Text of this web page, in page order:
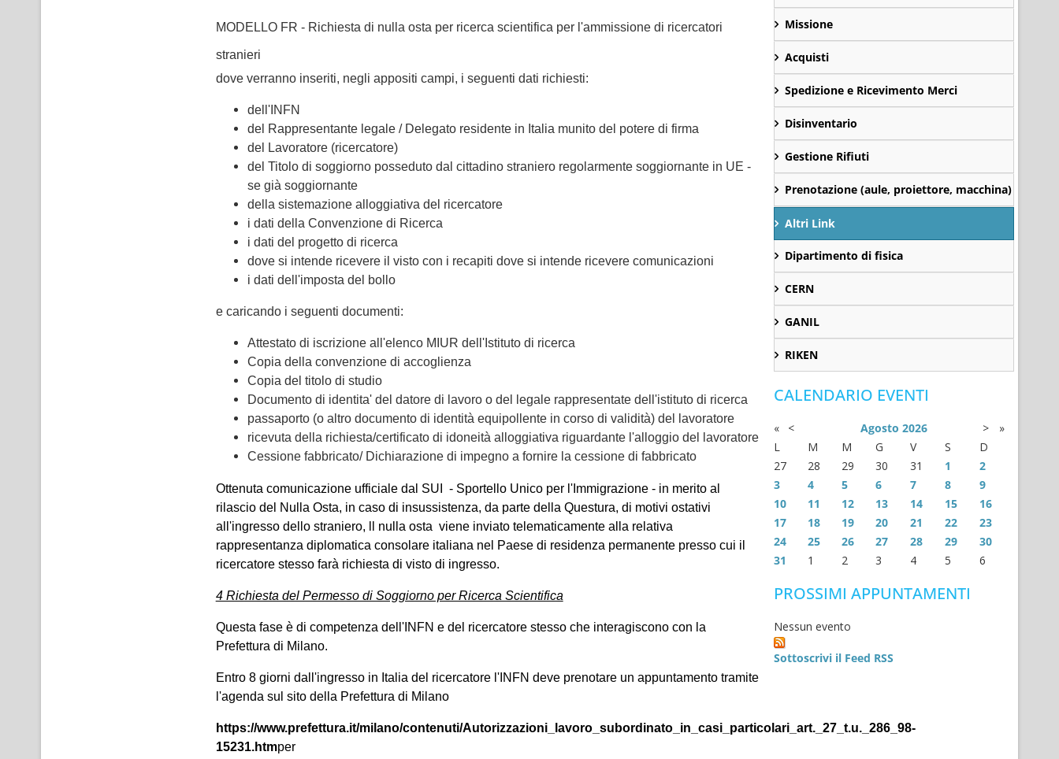
MODELLO FR - Richiesta di nulla osta per ricerca scientifica per l'ammissione di ricercatori
stranieri
dove verranno inseriti, negli appositi campi, i seguenti dati richiesti:
dell'INFN
del Rappresentante legale / Delegato residente in Italia munito del potere di firma
del Lavoratore (ricercatore)
del Titolo di soggiorno posseduto dal cittadino straniero regolarmente soggiornante in UE -
se già soggiornante
della sistemazione alloggiativa del ricercatore
i dati della Convenzione di Ricerca
i dati del progetto di ricerca
dove si intende ricevere il visto con i recapiti dove si intende ricevere comunicazioni
i dati dell'imposta del bollo
e caricando i seguenti documenti:
Attestato di iscrizione all'elenco MIUR dell'Istituto di ricerca
Copia della convenzione di accoglienza
Copia del titolo di studio
Documento di identita' del datore di lavoro o del legale rappresentate dell'istituto di ricerca
passaporto (o altro documento di identità equipollente in corso di validità) del lavoratore
ricevuta della richiesta/certificato di idoneità alloggiativa riguardante l'alloggio del lavoratore
Cessione fabbricato/ Dichiarazione di impegno a fornire la cessione di fabbricato
Ottenuta comunicazione ufficiale dal SUI - Sportello Unico per l'Immigrazione - in merito al
rilascio del Nulla Osta, in caso di insussistenza, da parte della Questura, di motivi ostativi
all'ingresso dello straniero, ll nulla osta viene inviato telematicamente alla relativa
rappresentanza diplomatica consolare italiana nel Paese di residenza permanente presso cui il
ricercatore stesso farà richiesta di visto di ingresso.
4 Richiesta del Permesso di Soggiorno per Ricerca Scientifica
Questa fase è di competenza dell'INFN e del ricercatore stesso che interagiscono con la
Prefettura di Milano.
Entro 8 giorni dall'ingresso in Italia del ricercatore l'INFN deve prenotare un appuntamento tramite
l'agenda sul sito della Prefettura di Milano
https://www.prefettura.it/milano/contenuti/Autorizzazioni_lavoro_subordinato_in_casi_particolari_art._27_t.u._286_98-
15231.htmper
Missione
Acquisti
Spedizione e Ricevimento Merci
Disinventario
Gestione Rifiuti
Prenotazione (aule, proiettore, macchina)
Altri Link
Dipartimento di fisica
CERN
GANIL
RIKEN
CALENDARIO EVENTI
« < Agosto 2026 >
»
L
M M G V S
D
27
28 29 30 31 1
2
3
4 5 6 7 8
9
10
11 12 13 14 15
16
17
18 19 20 21 22
23
24
25 26 27 28 29
30
31
1 2 3 4 5 6
PROSSIMI APPUNTAMENTI
Nessun evento
Sottoscrivi il Feed RSS